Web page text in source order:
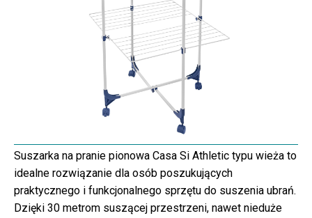
Suszarka na pranie pionowa Casa Si Athletic typu wieża to
idealne rozwiązanie dla osób poszukujących
praktycznego i funkcjonalnego sprzętu do suszenia ubrań.
Dzięki 30 metrom suszącej przestrzeni, nawet nieduże